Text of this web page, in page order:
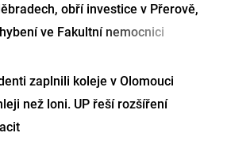
obří investice v Přerově,
ve Fakultní nemocnici
zaplnili koleje v Olomouci
než loni. UP řeší rozšíření